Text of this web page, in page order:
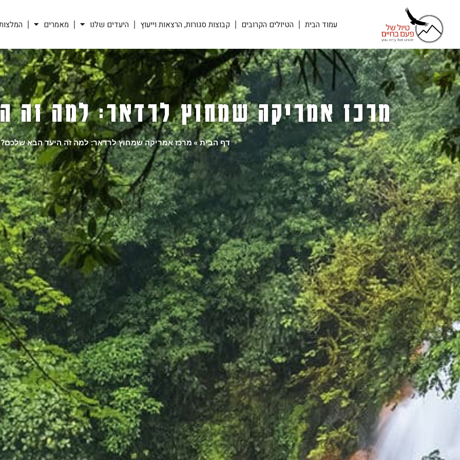
עמוד הבית הטיולים הקרובים קבוצות סגורות, הרצאות וייעוץ היעדים שלנו מאמרים
מרכז אמריקה שמחוץ לרדאר: למה זה
דף הבית»מרכז אמריקה שמחוץ לרדאר: למה זה היעד הבא שלכם?